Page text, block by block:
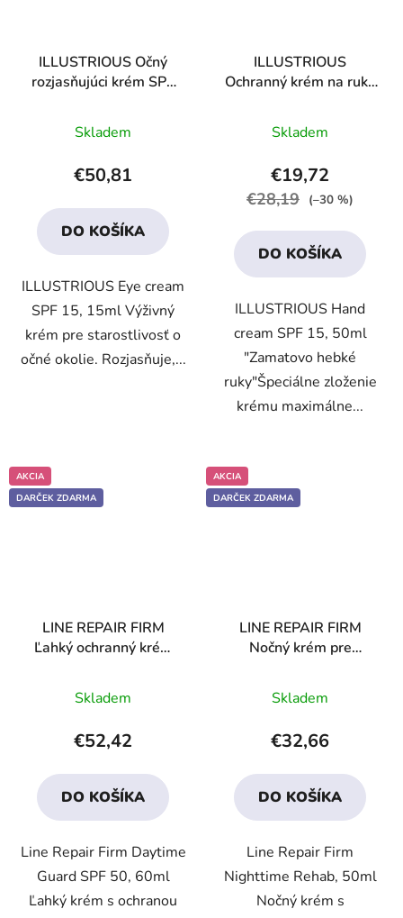
ILLUSTRIOUS Očný
rozjasňujúci krém SPF
hodnotenie
produktu
je
4,7
z
hviezdičiek.
Skladem
€50,81
DO KOŠÍKA
ILLUSTRIOUS Eye cream
SPF 15, 15ml Výživný
krém pre starostlivosť o
očné okolie. Rozjasňuje,...
ILLUSTRIOUS
Ochranný krém na ruky
hodnotenie
produktu
je
5
Skladem
€19,72
€28,19 (–30 %)
DO KOŠÍKA
ILLUSTRIOUS Hand
cream SPF 15, 50ml
"Zamatovo hebké
ruky"Špeciálne zloženie
krému maximálne...
AKCIA
DARČEK ZDARMA
LINE REPAIR FIRM
Ľahký ochranný krém
hodnotenie
produktu
je
3,5
z
hviezdičiek.
Skladem
€52,42
DO KOŠÍKA
Line Repair Firm Daytime
Guard SPF 50, 60ml
Ľahký krém s ochranou
AKCIA
DARČEK ZDARMA
LINE REPAIR FIRM
Nočný krém pre
hodnotenie
produktu
je
3,6
z
hviezdičiek.
Skladem
€32,66
DO KOŠÍKA
Line Repair Firm
Nighttime Rehab, 50ml
Nočný krém s